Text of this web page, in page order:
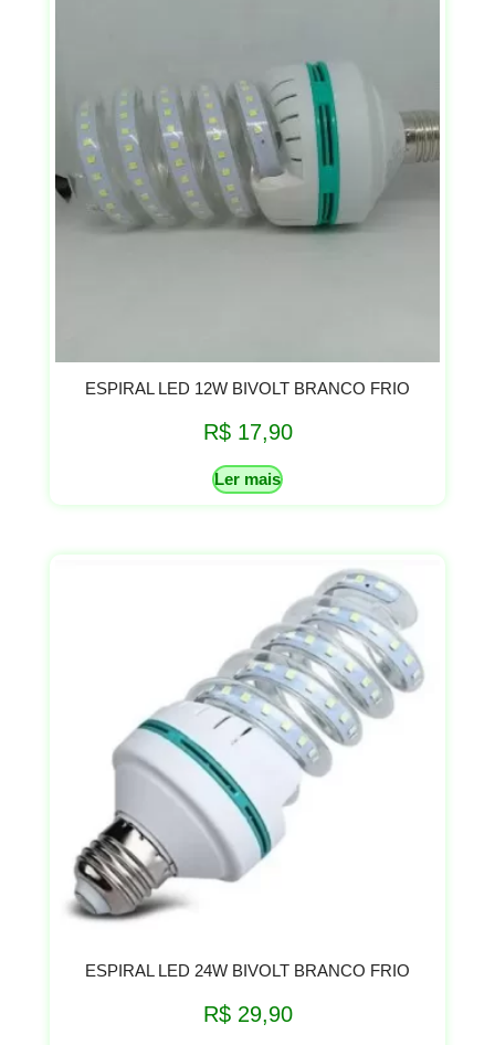
ESPIRAL LED 12W BIVOLT BRANCO FRIO
R$17,90
Ler mais
ESPIRAL LED 24W BIVOLT BRANCO FRIO
R$29,90